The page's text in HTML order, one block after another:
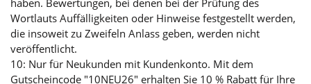
haben. Bewertungen, bei denen bei der Prüfung des
Wortlauts Auffälligkeiten oder Hinweise festgestellt werden,
die insoweit zu Zweifeln Anlass geben, werden nicht
veröffentlicht.
10: Nur für Neukunden mit Kundenkonto. Mit dem
Gutscheincode "10NEU26" erhalten Sie 10 % Rabatt für Ihre